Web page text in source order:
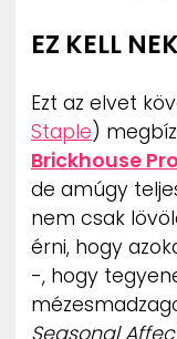
EZ KELL
Ezt az elvet
Staple)
Brickhouse
de amúgy
nem csak
érni, hogy
-, hogy
Seasonal